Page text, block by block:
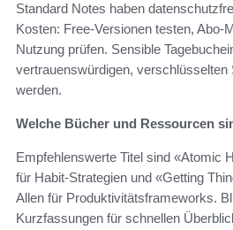
Standard Notes haben
Kosten: Free‑Versionen testen, Abo-
Nutzung prüfen. Sensible
vertrauenswürdigen,
werden.
Welche Bücher und Ressourcen
Empfehlenswerte Titel sind «Atomic
für Habit-Strategien und «Getting
Allen für Produktivitätsframeworks.
Kurzfassungen für schnellen